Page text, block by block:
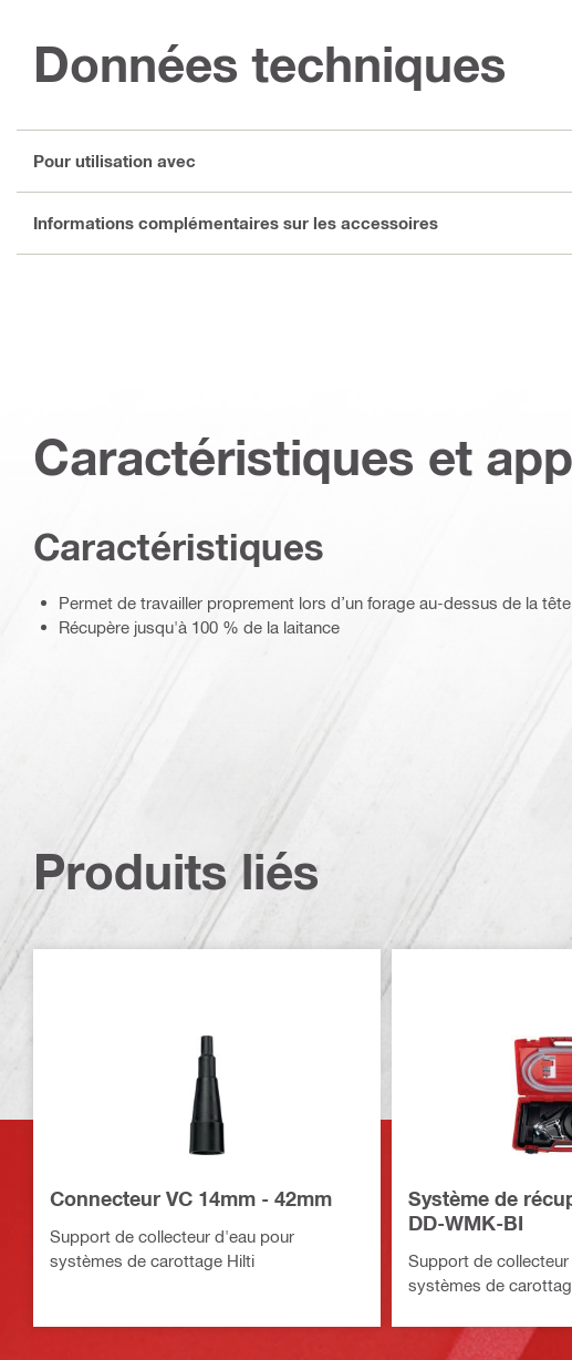
Données techniques
Pour utilisation avec
Informations complémentaires sur les accessoires
Caractéristiques et
Caractéristiques
Permet de travailler proprement lors d’un forage au-dessus de la
Récupère jusqu'à 100 % de la laitance
Produits liés
Connecteur VC 14mm - 42mm
Support de collecteur d'eau pour
systèmes de carottage Hilti
Système de
DD-WMK-BI
Support de
systèmes de